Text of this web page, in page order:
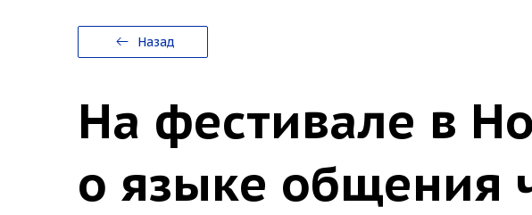
Назад
На фестивале в
о языке общения